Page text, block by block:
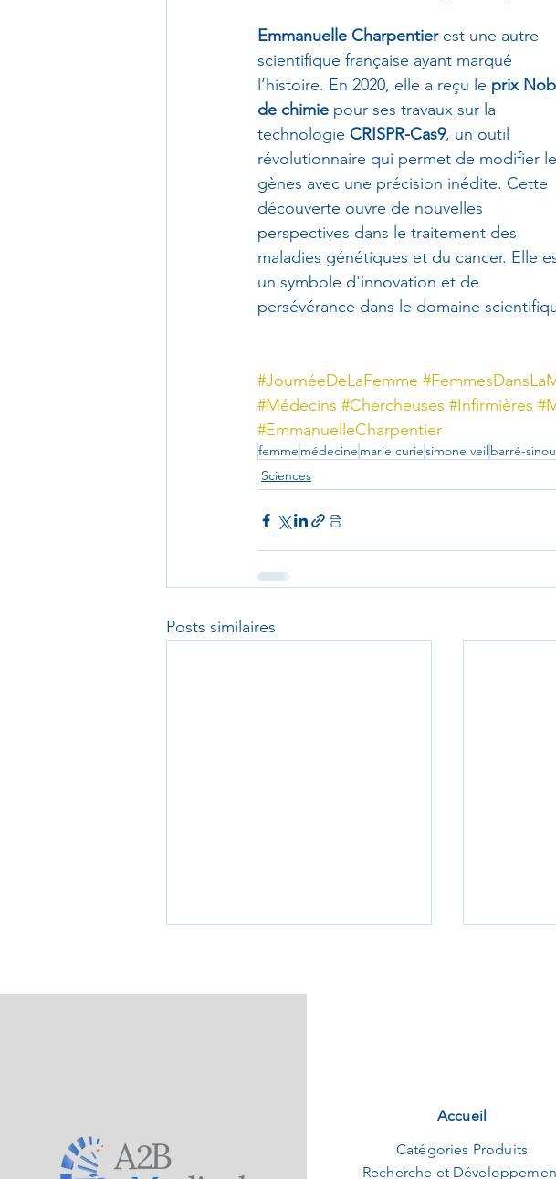
Emmanuelle Charpentier est une autre
scientifique française ayant marqué
l’histoire. En 2020, elle a reçu le prix
de chimie pour ses travaux sur la
technologie CRISPR-Cas9, un outil
révolutionnaire qui permet de modifier
gènes avec une précision inédite. Cette
découverte ouvre de nouvelles
perspectives dans le traitement des
maladies génétiques et du cancer. Elle
un symbole d'innovation et de
persévérance dans le domaine
#JournéeDeLaFemme
#Médecins #Chercheuses #Infirmières
#EmmanuelleCharpentier
femme médecine marie curiesimone veilbarré-
Sciences
Posts similaires
la
Accueil
Catégories Produits
Recherche et